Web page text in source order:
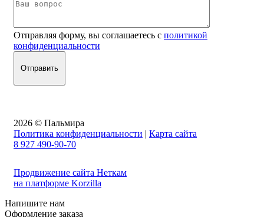
Отправляя форму, вы соглашаетесь с политикой
конфиденциальности
2026 © Пальмира
Политика конфиденциальности | Карта сайта
8 927 490-90-70
Продвижение сайта Неткам
на платформе Korzilla
Напишите нам
Оформление заказа